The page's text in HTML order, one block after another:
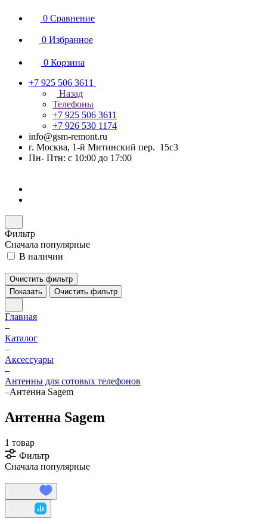
0 Сравнение
0 Избранное
0 Корзина
+7 925 506 3611
Назад
Телефоны
+7 925 506 3611
+7 926 530 1174
info@gsm-remont.ru
г. Москва, 1-й Митинский пер. 15с3
Пн- Птн: с 10:00 до 17:00
Фильтр
Сначала популярные
В наличии
Очистить фильтр
Показать
Очистить фильтр
Главная
–
Каталог
–
Аксессуары
–
Антенны для сотовых телефонов
–Антенна Sagem
Антенна Sagem
1 товар
Фильтр
Сначала популярные